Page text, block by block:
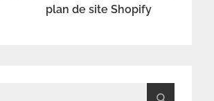
plan de site Shopify